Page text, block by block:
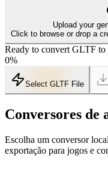
Upload your
Click to browse or drop a
Ready to convert GLTF
0%
Select GLTF File
Conversores de
Escolha um conversor
exportação para jogos e